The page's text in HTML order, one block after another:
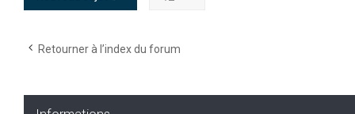
Retourner à l’index du forum